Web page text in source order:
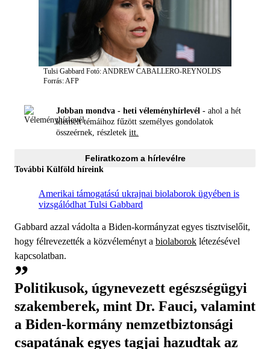
Tulsi Gabbard Fotó: ANDREW CABALLERO-REYNOLDS
Forrás: AFP
Jobban mondva - heti véleményhírlevél - ahol a hét
kiemelt témáihoz fűzött személyes gondolatok
összeérnek, részletek itt.
Feliratkozom a hírlevélre
További Külföld híreink
Amerikai támogatású ukrajnai biolaborok ügyében is
vizsgálódhat Tulsi Gabbard
Gabbard azzal vádolta a Biden-kormányzat egyes tisztviselőit,
hogy félrevezették a közvéleményt a biolaborok létezésével
kapcsolatban.
Politikusok, úgynevezett egészségügyi
szakemberek, mint Dr. Fauci, valamint
a Biden-kormány nemzetbiztonsági
csapatának egyes tagjai hazudtak az